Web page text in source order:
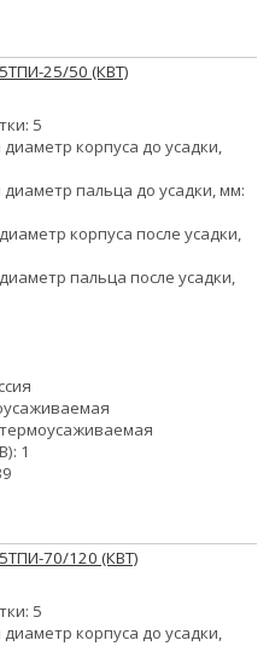
25/50 (КВТ)
5
корпуса до усадки,
пальца до усадки, мм:
корпуса после усадки,
пальца после усадки,
1
70/120 (КВТ)
5
корпуса до усадки,